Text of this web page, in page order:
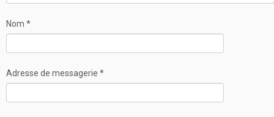
Nom *
Adresse de messagerie *